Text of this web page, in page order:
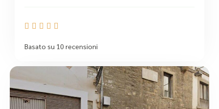
    
Basato su 10 recensioni